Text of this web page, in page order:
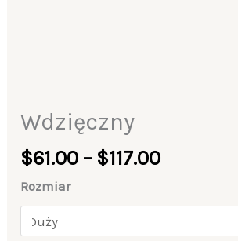
Wdzięczny
$61.00 – $117.00
Rozmiar